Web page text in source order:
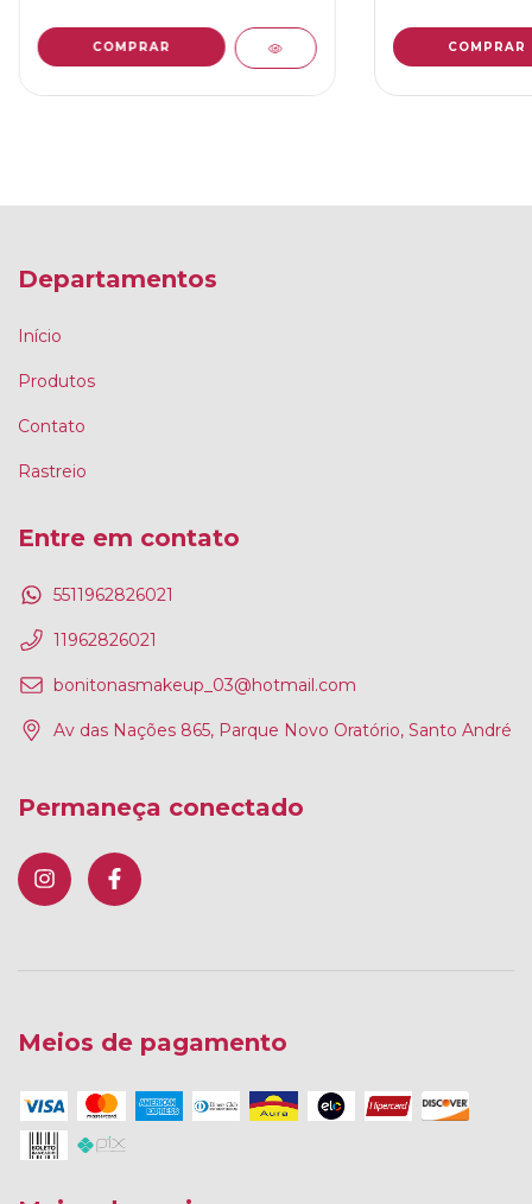
Departamentos
Início
Produtos
Contato
Rastreio
Entre em contato
5511962826021
11962826021
bonitonasmakeup_03@hotmail.com
Av das Nações 865, Parque Novo Oratório, Santo André
Permaneça conectado
Meios de pagamento